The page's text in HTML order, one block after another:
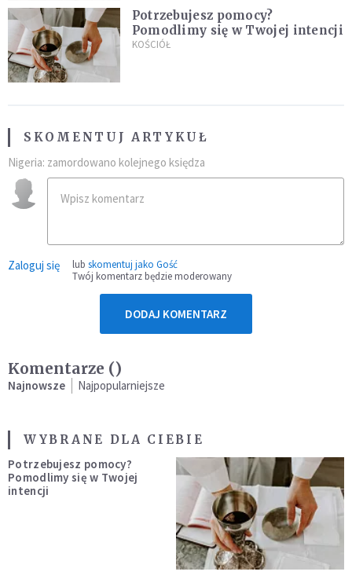
Potrzebujesz pomocy?
Pomodlimy się w Twojej intencji
KOŚCIÓŁ
SKOMENTUJ ARTYKUŁ
Nigeria: zamordowano kolejnego księdza
Zaloguj się lub skomentuj jako Gość
Twój komentarz będzie moderowany
DODAJ KOMENTARZ
Komentarze ()
Najnowsze Najpopularniejsze
WYBRANE DLA CIEBIE
Potrzebujesz pomocy?
Pomodlimy się w Twojej
intencji